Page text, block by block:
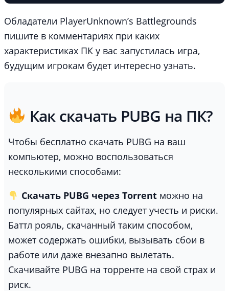
Обладатели PlayerUnknown’s Battlegrounds
пишите в комментариях при каких
характеристиках ПК у вас запустилась игра,
будущим игрокам будет интересно узнать.
Как скачать PUBG на ПК?
Чтобы бесплатно скачать PUBG на ваш
компьютер, можно воспользоваться
несколькими способами:
Скачать PUBG через Torrentможно на
популярных сайтах, но следует учесть и риски.
Баттл рояль, скачанный таким способом,
может содержать ошибки, вызывать сбои в
работе или даже внезапно вылетать.
Скачивайте PUBG на торренте на свой страх и
риск.